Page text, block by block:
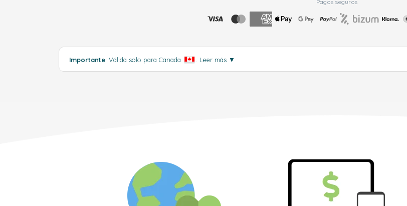
Pagos seguros
Importante: Válida solo para Canada Leer más ▼